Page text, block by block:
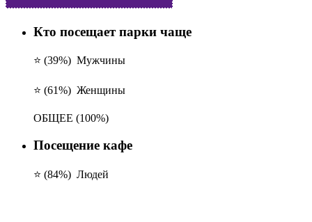
Кто посещает парки чаще
⭐ (39%) Мужчины
⭐ (61%) Женщины
ОБЩЕЕ (100%)
Посещение кафе
⭐ (84%) Людей